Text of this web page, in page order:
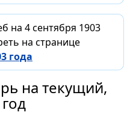
на 4 сентября 1903
на странице
года
на текущий,